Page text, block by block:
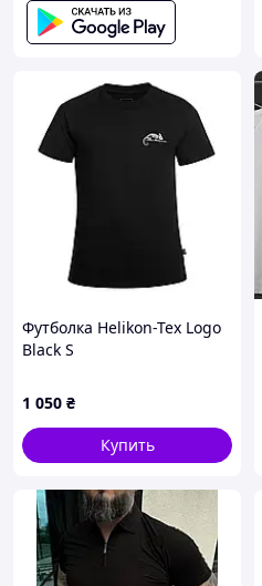
Футболка Helikon-Tex Logo
Black S
1 050 ₴
Купить